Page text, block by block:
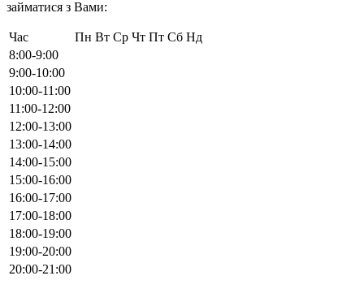
займатися з Вами:
Час Пн Вт Ср Чт Пт Сб Нд
8:00-9:00
9:00-10:00
10:00-11:00
11:00-12:00
12:00-13:00
13:00-14:00
14:00-15:00
15:00-16:00
16:00-17:00
17:00-18:00
18:00-19:00
19:00-20:00
20:00-21:00